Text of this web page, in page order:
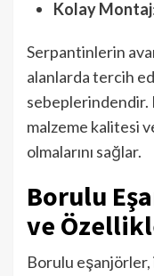
Kolay Montaj
Serpantinlerin
alanlarda tercih
sebeplerindendir.
malzeme kalitesi
olmalarını sağlar.
Borulu
ve
Borulu eşanjörler,